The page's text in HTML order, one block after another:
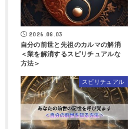
2026.08.03
自分の前世と先祖のカルマの解消
＜業を解消するスピリチュアルな
方法＞
スピリチュアル